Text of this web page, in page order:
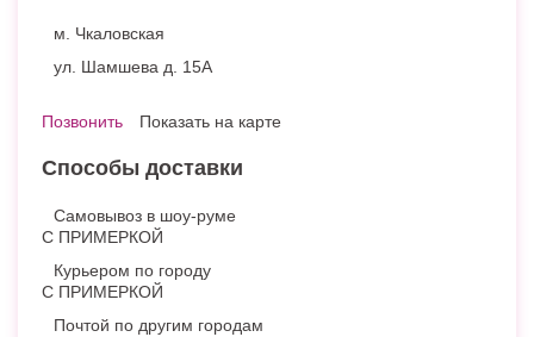
м. Чкаловская
ул. Шамшева д. 15А
Позвонить Показать на карте
Способы доставки
Самовывоз в шоу-руме
С ПРИМЕРКОЙ
Курьером по городу
С ПРИМЕРКОЙ
Почтой по другим городам